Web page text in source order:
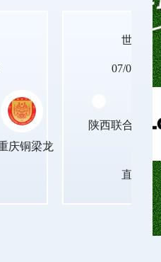
被清晰珍藏，成为岁月里温
庆铜梁龙
世界杯
07/04
陕西联合月亮
直播中